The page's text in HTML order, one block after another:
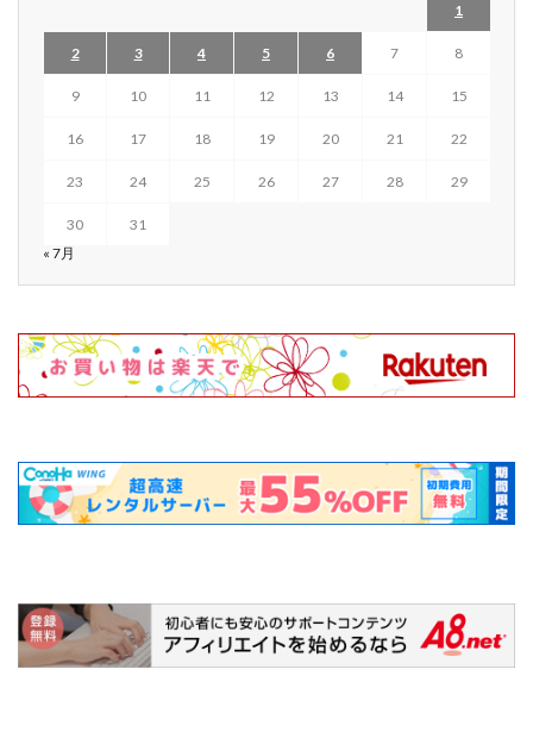
1
2 3 4 5 6 7 8
9 10 11 12 13 14 15
16 17 18 19 20 21 22
23 24 25 26 27 28 29
30
31
« 7月